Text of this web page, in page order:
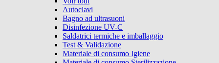
Autoclavi
Bagno ad ultrasuoni
Disinfezione UV-C
Saldatrici termiche e imballaggio
Test & Validazione
Materiale di consumo Igiene